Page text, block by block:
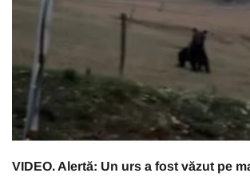
VIDEO. Alertă: Un urs a fost văzut pe